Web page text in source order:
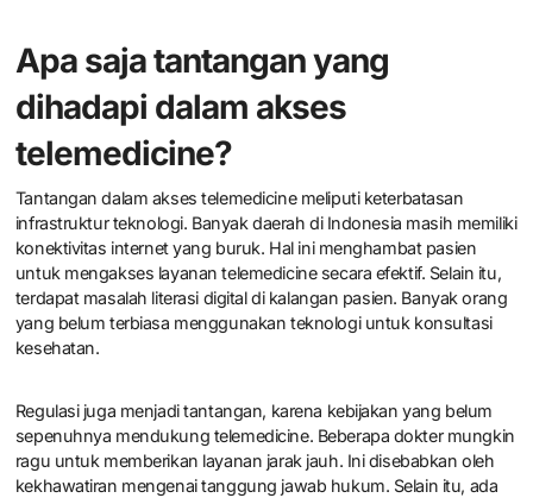
Apa saja tantangan yang
dihadapi dalam akses
telemedicine?
Tantangan dalam akses telemedicine meliputi keterbatasan
infrastruktur teknologi. Banyak daerah di Indonesia masih memiliki
konektivitas internet yang buruk. Hal ini menghambat pasien
untuk mengakses layanan telemedicine secara efektif. Selain itu,
terdapat masalah literasi digital di kalangan pasien. Banyak orang
yang belum terbiasa menggunakan teknologi untuk konsultasi
kesehatan.
Regulasi juga menjadi tantangan, karena kebijakan yang belum
sepenuhnya mendukung telemedicine. Beberapa dokter mungkin
ragu untuk memberikan layanan jarak jauh. Ini disebabkan oleh
kekhawatiran mengenai tanggung jawab hukum. Selain itu, ada